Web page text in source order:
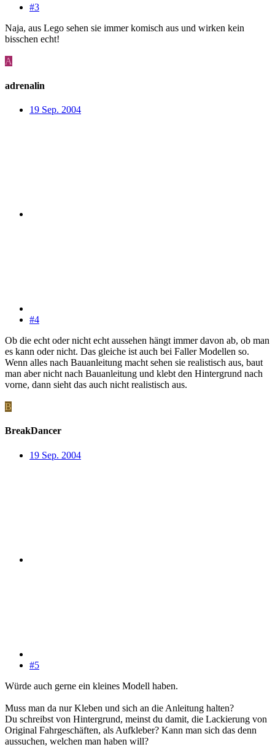
#3
Naja, aus Lego sehen sie immer komisch aus und wirken kein
bisschen echt!
A
adrenalin
19 Sep. 2004
#4
Ob die echt oder nicht echt aussehen hängt immer davon ab, ob man
es kann oder nicht. Das gleiche ist auch bei Faller Modellen so.
Wenn alles nach Bauanleitung macht sehen sie realistisch aus, baut
man aber nicht nach Bauanleitung und klebt den Hintergrund nach
vorne, dann sieht das auch nicht realistisch aus.
B
BreakDancer
19 Sep. 2004
#5
Würde auch gerne ein kleines Modell haben.
Muss man da nur Kleben und sich an die Anleitung halten?
Du schreibst von Hintergrund, meinst du damit, die Lackierung von
Original Fahrgeschäften, als Aufkleber? Kann man sich das denn
aussuchen, welchen man haben will?